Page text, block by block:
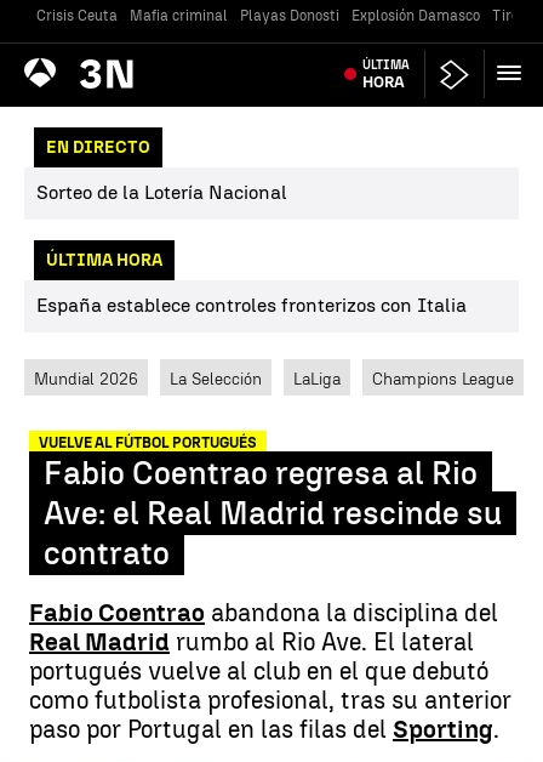
Crisis Ceuta Mafia criminal Playas Donosti Explosión Damasco Tiroteo
Antena
3 Noticias ÚLTIMA
HORA
EN DIRECTO
Sorteo de la Lotería Nacional
ÚLTIMA HORA
España establece controles fronterizos con Italia
Mundial 2026 La Selección LaLiga Champions League
VUELVE AL FÚTBOL PORTUGUÉS
Fabio Coentrao regresa al Rio
Ave: el Real Madrid rescinde su
contrato
Fabio Coentrao abandona la disciplina del
Real Madrid rumbo al Rio Ave. El lateral
portugués vuelve al club en el que debutó
como futbolista profesional, tras su anterior
paso por Portugal en las filas del Sporting.